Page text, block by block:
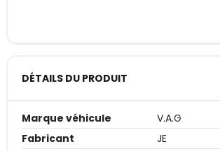
DÉTAILS DU PRODUIT
Marque véhicule
V.A.G
Fabricant
JE